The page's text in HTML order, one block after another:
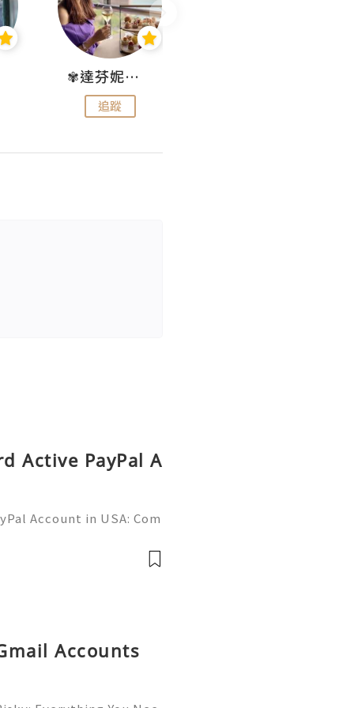
✾達芬妮•愛孩子•愛生活✾
追蹤
Active PayPal A
Account in USA: Com
💎 WhatsApp: +1
Accounts